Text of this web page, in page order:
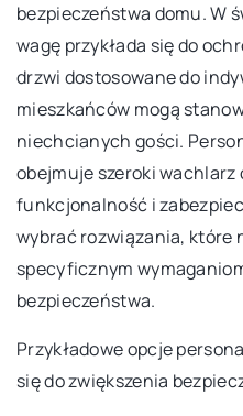
bezpieczeństwa domu. W
wagę przykłada się do
drzwi dostosowane do
mieszkańców mogą
niechcianych gości.
obejmuje szeroki wachlarz
funkcjonalność i
wybrać rozwiązania, które
specyficznym
bezpieczeństwa.
Przykładowe opcje
się do zwiększenia